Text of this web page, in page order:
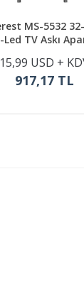
MS-5532
Led TV Askı
15,99 USD +
917,17 TL